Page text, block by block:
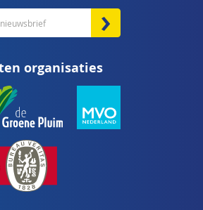
organisaties